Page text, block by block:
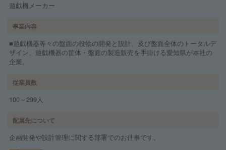
遊戯機メーカー
事業内容
■遊戯機器等々の盤面の役物の開発と設計、及び盤面全体のトータルデ
ザイン、遊戯機器の筐体・盤面の製造販売を手掛ける愛知県が本社の
企業。
従業員数
100～299人
配属先について
企画開発や設計管理に関する部署でのお仕事です。